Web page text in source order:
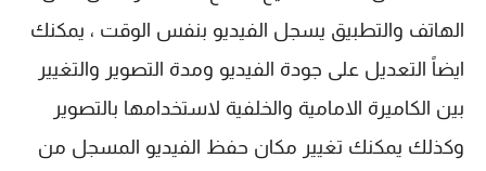
الهاتف والتطبيق يسجل الفيديو بنفس الوقت ،